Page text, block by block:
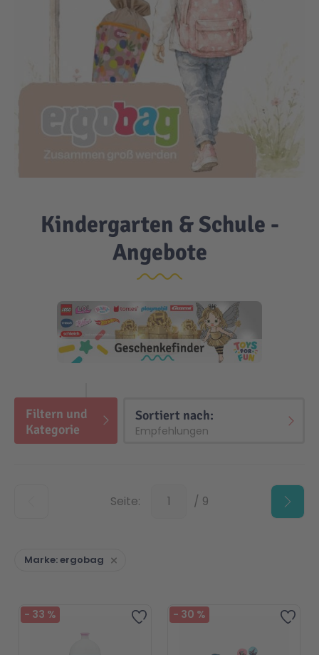
Kindergarten & Schule -
Angebote
Filtern und
Kategorie
Sortiert nach:
Seite: / 9
Marke ergobag
Zur Wunschliste hinzufügen
- 33 % Zur
- 30 %